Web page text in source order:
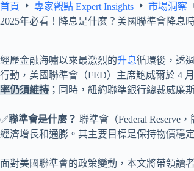
首頁 專家觀點 Expert Insights
市場洞察
2025年必看！降息是什麼？美國聯準會降息
經歷金融海嘯以來最激烈的升息循環後，透過
行動，美國聯準會（FED）主席鮑威爾於 4
率仍須維持 ；同時，紐約聯準銀行總裁威廉
✅聯準會是什麼？ 聯準會（Federal Reserve
經濟增長和通膨。其主要目標是保持物價穩
面對美國聯準會的政策變動，本文將帶領讀